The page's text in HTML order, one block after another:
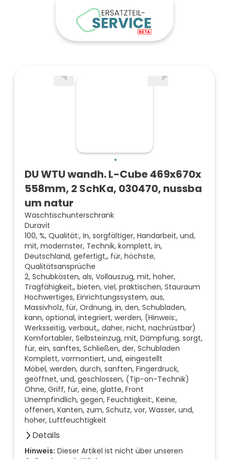
DU WTU wandh. L-Cube 469x670x
558mm, 2 SchKa, 030470, nussba
um natur
Waschtischunterschrank
Duravit
100, %, Qualität:, In, sorgfältiger, Handarbeit, und,
mit, modernster, Technik, komplett, in,
Deutschland, gefertigt,, für, höchste,
Qualitätsansprüche
2, Schubkästen, als, Vollauszug, mit, hoher,
Tragfähigkeit,, bieten, viel, praktischen, Stauraum
Hochwertiges, Einrichtungssystem, aus,
Massivholz, für, Ordnung, in, den, Schubladen,
kann, optional, integriert, werden, (Hinweis:,
Werksseitig, verbaut,, daher, nicht, nachrüstbar)
Komfortabler, Selbsteinzug, mit, Dämpfung, sorgt,
für, ein, sanftes, Schließen, der, Schubladen
Komplett, vormontiert, und, eingestellt
Möbel, werden, durch, sanften, Fingerdruck,
geöffnet, und, geschlossen, (Tip-on-Technik)
Ohne, Griff, für, eine, glatte, Front
Unempfindlich, gegen, Feuchtigkeit:, Keine,
offenen, Kanten, zum, Schutz, vor, Wasser, und,
hoher, Luftfeuchtigkeit
Details
Anzahl der Fächer (Stück)
Hinweis: Dieser Artikel ist nicht über unseren